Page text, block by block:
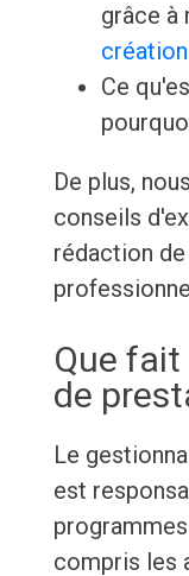
grâce à
Ce
De plus,
conseils
rédaction
Que
de
Le
est
compris les